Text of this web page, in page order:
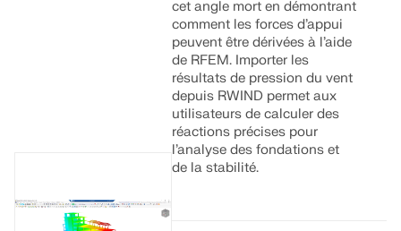
cet angle mort en démontrant
comment les forces d’appui
peuvent être dérivées à l’aide
de RFEM. Importer les
résultats de pression du vent
depuis RWIND permet aux
utilisateurs de calculer des
réactions précises pour
l’analyse des fondations et
de la stabilité.